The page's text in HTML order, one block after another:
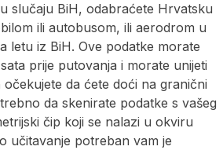
slučaju BiH, odabraćete Hrvatsku
ili autobusom, ili aerodrom u
letu iz BiH. Ove podatke morate
prije putovanja i morate unijeti
očekujete da ćete doći na granični
da skenirate podatke s vašeg
čip koji se nalazi u okviru
učitavanje potreban vam je